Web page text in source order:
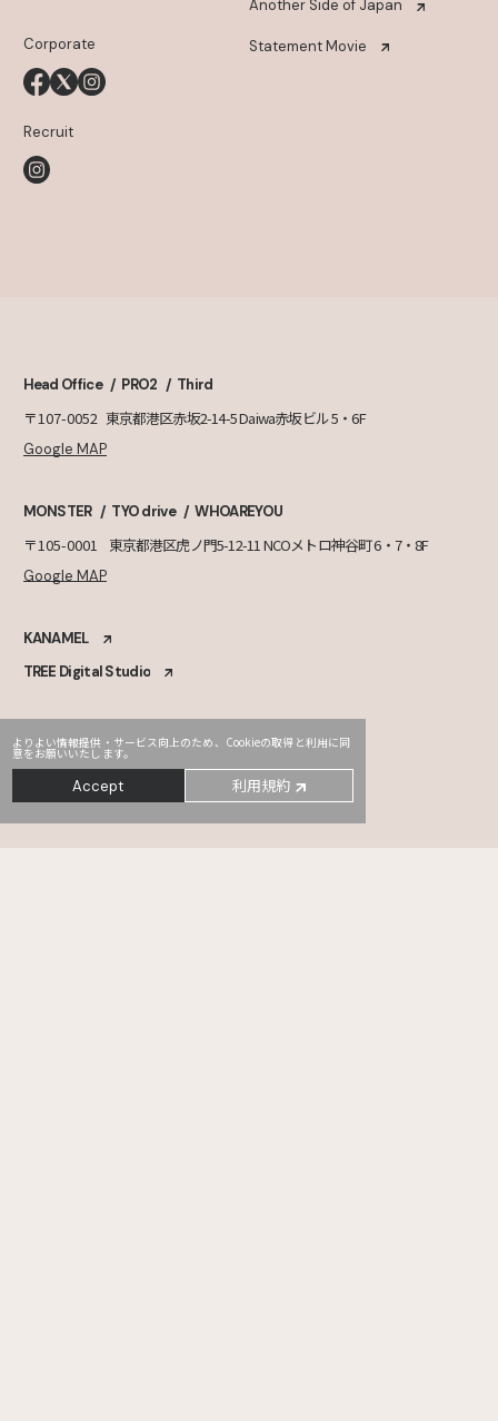
よりよい情報提供・サービス向上のため、Cookieの取得と利用に同
意をお願いいたします。
Accept 利用規約
Corporate
Recruit
Another Side of Japan
Statement Movie
Head Office PRO2 Third
〒107-0052 東京都港区赤坂2-14-5 Daiwa赤坂ビル 5・6F
Google MAP
MONSTER TYO drive WHOAREYOU
〒105-0001 東京都港区虎ノ門5-12-11 NCOメトロ神谷町 6・7・8F
Google MAP
KANAMEL
TREE Digital Studio